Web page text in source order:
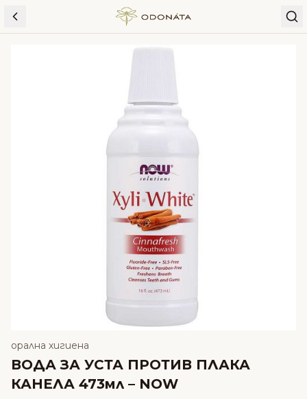
Skip to content
орална хигиена
ВОДА ЗА УСТА ПРОТИВ ПЛАКА
КАНЕЛА 473мл – NOW